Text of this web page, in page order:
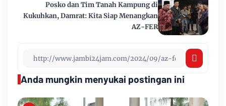
Posko dan Tim Tanah Kampung di
Kukuhkan, Damrat: Kita Siap Menangkan
AZ-FER
Anda mungkin menyukai postingan ini